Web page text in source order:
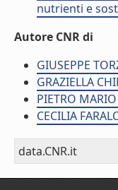
nutrienti e
Autore CNR di
GIUSEPPE
GRAZIELLA
PIETRO
CECILIA
data.CNR.it